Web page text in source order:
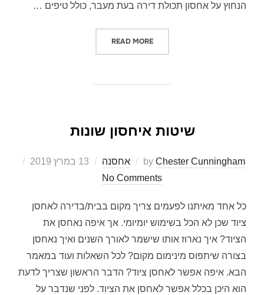
הנחוץ על אחסון תכולת דירה בעת מעבר, כולל טיפים …
READ MORE
שיטות איחסון שונות
by Chester Cunningham אחסנה
Posted
13 במרץ 2019
No Comments
כל אחד מאיתנו לפעמים צריך מקום בבית/בדירה לאחסן
ציוד שכן לא הכל בשימוש יומיומי. אך איפה נאחסן את
הציוד? איך נארוז אותו שישמר לאורך השנים ואיך נאחסן
בצורה שיתפוס מינימום מקום? לכל השאלות ועוד במאמר
הבא. איפה אפשר לאחסן ציוד? הדבר הראשון שצריך לדעת
הוא היכן בכלל אפשר לאחסן את הציוד. לפני שנדבר על